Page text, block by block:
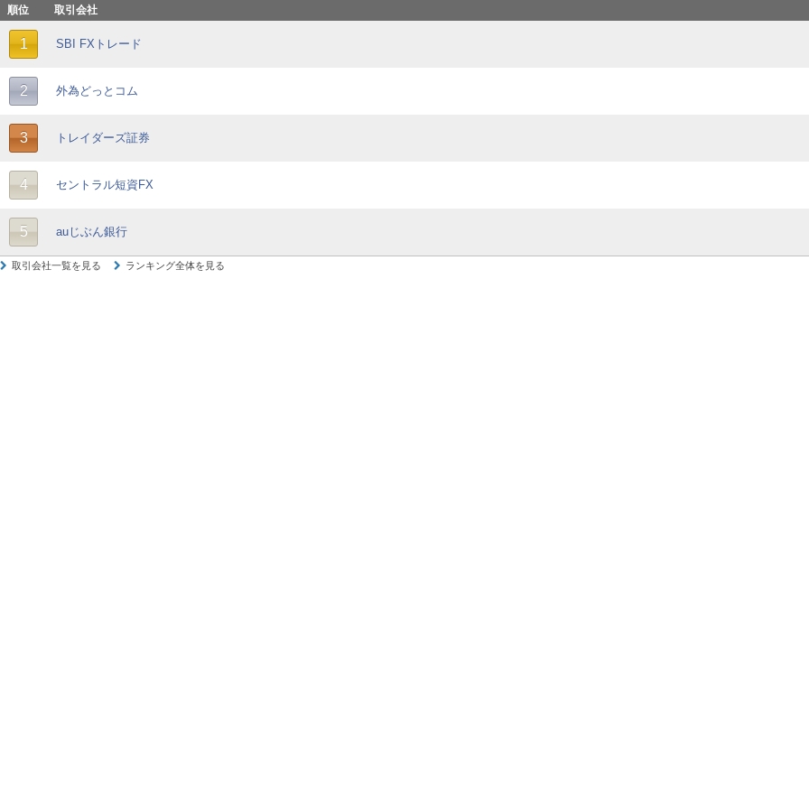
順位 取引会社
1 SBI FXトレード
2 外為どっとコム
3 トレイダーズ証券
4 セントラル短資FX
5 auじぶん銀行
取引会社一覧を見る ランキング全体を見る